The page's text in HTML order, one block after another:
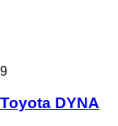
9
Toyota DYNA